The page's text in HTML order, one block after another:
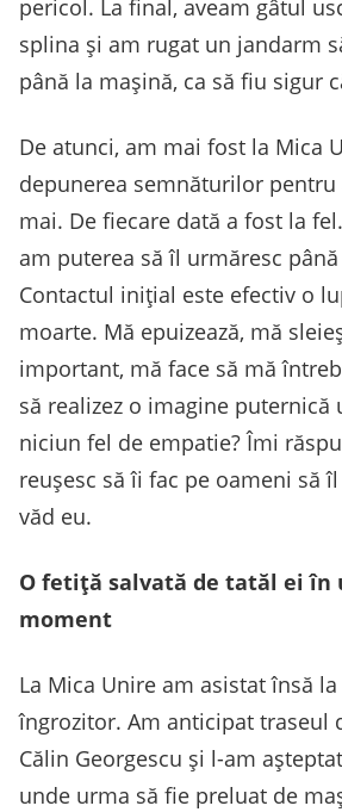
pericol. La final, aveam gâtul
splina și am rugat un jandarm
până la mașină, ca să fiu sigur
De atunci, am mai fost la Mica
depunerea semnăturilor
mai. De fiecare dată a fost la
am puterea să îl urmăresc
Contactul inițial este efectiv o
moarte. Mă epuizează, mă
important, mă face să mă
să realizez o imagine puternică
niciun fel de empatie? Îmi
reușesc să îi fac pe oameni să
văd eu.
O fetiță salvată de tatăl ei în
moment
La Mica Unire am asistat însă
îngrozitor. Am anticipat traseul
Călin Georgescu și l-am
unde urma să fie preluat de